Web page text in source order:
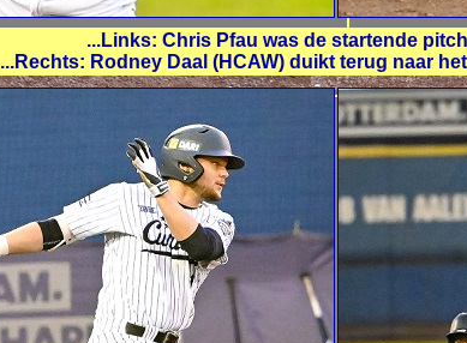
...Links: Chris Pfau was de startende
...Rechts: Rodney Daal (HCAW) duikt terug naar